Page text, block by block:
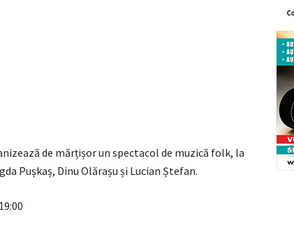
de mărțișor un spectacol de muzică folk, la
Pușkaș, Dinu Olărașu și Lucian Ștefan.